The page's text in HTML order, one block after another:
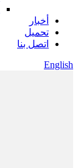
أخبار
تحميل
اتصل بنا
English